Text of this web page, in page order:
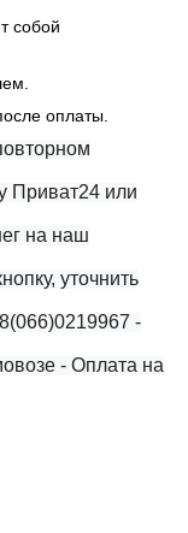
собой
оплаты.
Приват24 или
на наш
уточнить
-
- Оплата на